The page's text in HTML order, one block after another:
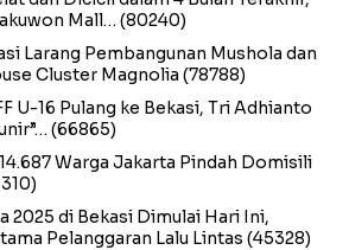
Mall… (80240)
Larang Pembangunan Mushola dan
Cluster Magnolia (78788)
U-16 Pulang ke Bekasi, Tri Adhianto
(66865)
Warga Jakarta Pindah Domisili
2025 di Bekasi Dimulai Hari Ini,
Pelanggaran Lalu Lintas (45328)